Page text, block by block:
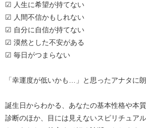
☑ 人生に希望が持てない
☑ 人間不信かもしれない
☑ 自分に自信が持てない
☑ 漠然とした不安がある
☑ 毎日がつまらない
「幸運度が低いかも…」と思ったアナタに朗
誕生日からわかる、あなたの基本性格や本
診断のほか、目には見えないスピリチュア